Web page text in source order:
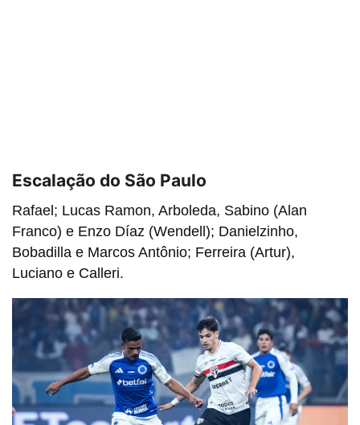
Escalação do São Paulo
Rafael; Lucas Ramon, Arboleda, Sabino (Alan
Franco) e Enzo Díaz (Wendell); Danielzinho,
Bobadilla e Marcos Antônio; Ferreira (Artur),
Luciano e Calleri.